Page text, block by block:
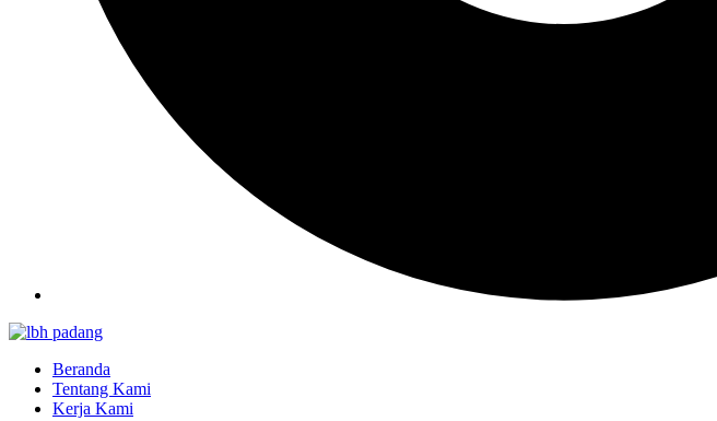
Beranda
Tentang Kami
Kerja Kami